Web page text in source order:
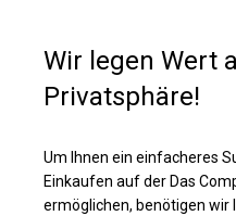
Ganzjähriges Catering-Zelt |
Wir legen Wert
Privatsphäre!
Um Ihnen ein einfacheres
Einkaufen auf der Das
ermöglichen, benötigen